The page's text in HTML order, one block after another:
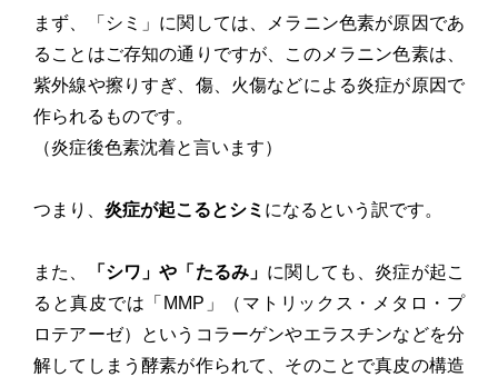
まず、「シミ」に関しては、メラニン色素が原因であ
ることはご存知の通りですが、このメラニン色素は、
紫外線や擦りすぎ、傷、火傷などによる炎症が原因で
作られるものです。
（炎症後色素沈着と言います）
つまり、 炎症が起こるとシミ になるという訳です。
また、 「シワ」や「たるみ」 に関しても、炎症が起こ
ると真皮では「MMP」（マトリックス・メタロ・プ
ロテアーゼ）というコラーゲンやエラスチンなどを分
解してしまう酵素が作られて、そのことで真皮の構造